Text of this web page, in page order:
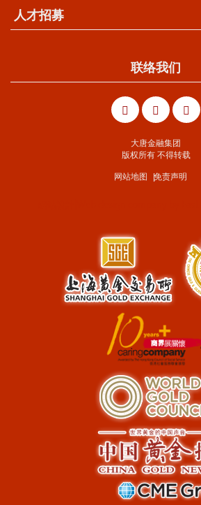
人才招募
联络我们
大唐金融集团
版权所有 不得转载
网站地图
免责声明